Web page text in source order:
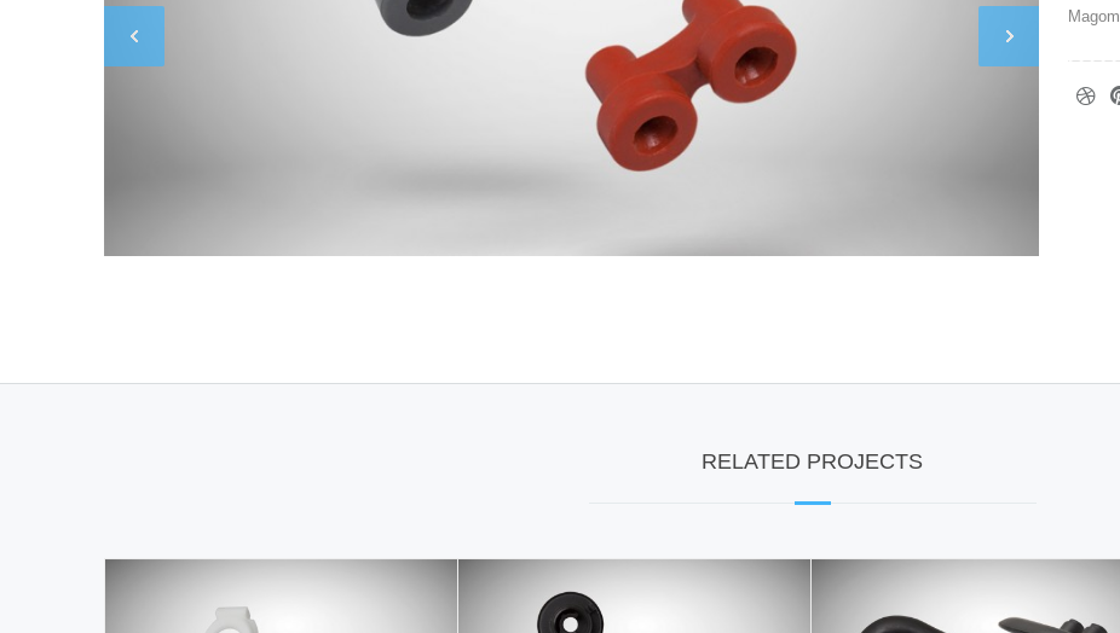
Magom
RELATED PROJECTS